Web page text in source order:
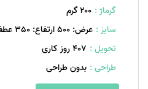
گرماژ : ۲۰۰ گرم
سایز : عرض: 500 ارتفاع: 350 عطف: 150 میلیمتر
تحویل : 407 روز کاری
طراحی : بدون طراحی